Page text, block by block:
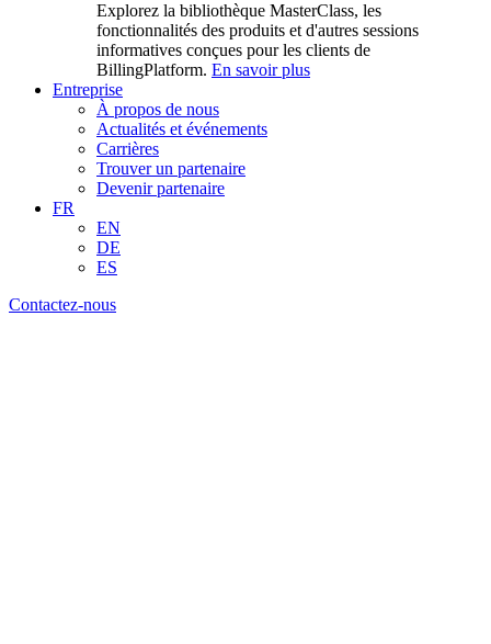
Explorez la bibliothèque MasterClass, les
fonctionnalités des produits et d'autres sessions
informatives conçues pour les clients de
BillingPlatform. En savoir plus
Entreprise
À propos de nous
Actualités et événements
Carrières
Trouver un partenaire
Devenir partenaire
FR
EN
DE
ES
Contactez-nous